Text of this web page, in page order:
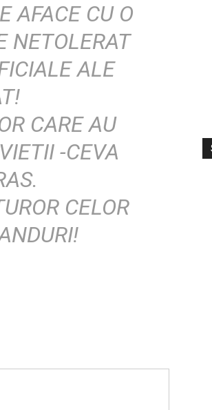
AFACE CU O
NETOLERAT
ALE
CARE AU
-CEVA
CELOR